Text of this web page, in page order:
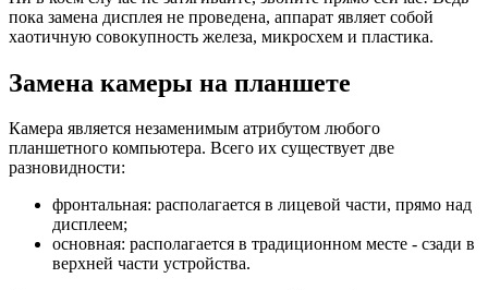
пока замена дисплея не проведена, аппарат являет собой
хаотичную совокупность железа, микросхем и пластика.
Замена камеры на планшете
Камера является незаменимым атрибутом любого
планшетного компьютера. Всего их существует две
разновидности:
фронтальная: располагается в лицевой части, прямо над
дисплеем;
основная: располагается в традиционном месте - сзади в
верхней части устройства.